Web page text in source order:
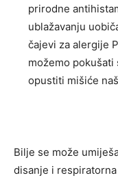
prirodne
ublažavanju
čajevi za alergije
možemo
opustiti mišiće
Bilje se može
disanje i